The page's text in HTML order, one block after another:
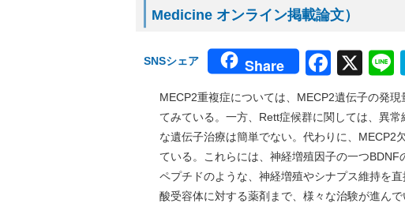
Medicine オンライン掲載論文）
SNSシェア Share X
MECP2重複症については、MECP2遺伝子の発
てみている。一方、Rett症候群に関しては、異
な遺伝子治療は簡単でない。代わりに、MECP2
ている。これらには、神経増殖因子の一つ
ペプチドのような、神経増殖やシナプス維持を
酸受容体に対する薬剤まで、様々な治験が進んで